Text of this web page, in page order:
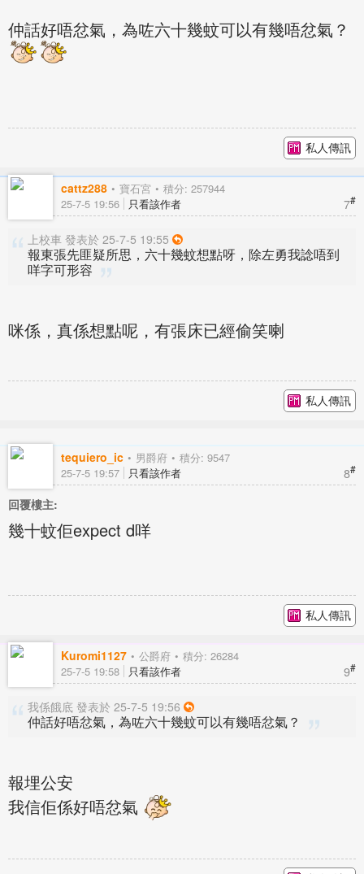
仲話好唔忿氣，為咗六十幾蚊可以有幾唔忿氣？
私人傳訊
cattz288 寶石宮 積分: 257944
7#
25-7-5 19:56 只看該作者
上校車 發表於 25-7-5 19:55
報東張先匪疑所思，六十幾蚊想點呀，除左勇我諗唔到
咩字可形容
咪係，真係想點呢，有張床已經偷笑喇
私人傳訊
tequiero_ic 男爵府 積分: 9547
8#
25-7-5 19:57 只看該作者
回覆樓主:
幾十蚊佢expect d咩
私人傳訊
Kuromi1127 公爵府 積分: 26284
9#
25-7-5 19:58 只看該作者
我係餓底 發表於 25-7-5 19:56
仲話好唔忿氣，為咗六十幾蚊可以有幾唔忿氣？
報埋公安
我信佢係好唔忿氣